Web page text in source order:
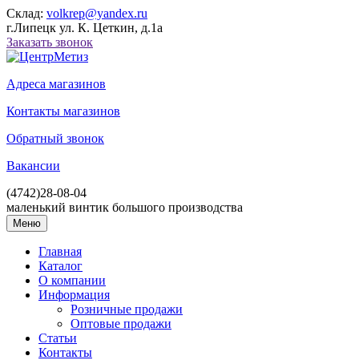
Склад: volkrep@yandex.ru
г.Липецк ул. К. Цеткин, д.1а
Заказать звонок
Адреса магазинов
Контакты магазинов
Обратный звонок
Вакансии
(4742)28-08-04
маленький винтик большого производства
Меню
Главная
Каталог
О компании
Информация
Розничные продажи
Оптовые продажи
Статьи
Контакты